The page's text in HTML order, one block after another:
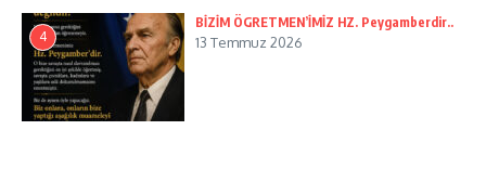
4
BİZİM ÖGRETMEN’İMİZ HZ. Peygamberdir..
13 Temmuz 2026